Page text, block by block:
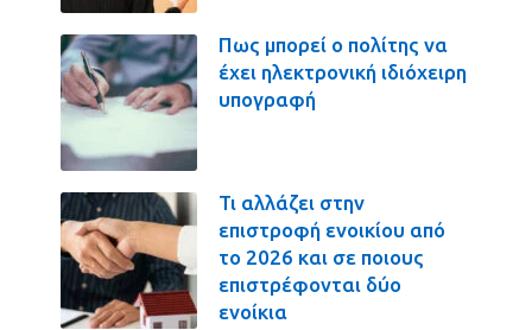
Πως μπορεί ο πολίτης να
έχει ηλεκτρονική ιδιόχειρη
υπογραφή
Τι αλλάζει στην
επιστροφή ενοικίου από
το 2026 και σε ποιους
επιστρέφονται δύο
ενοίκια